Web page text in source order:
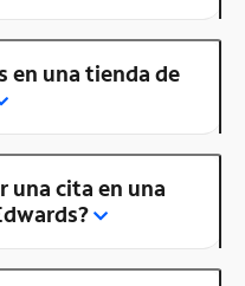
en una tienda de
una cita en una